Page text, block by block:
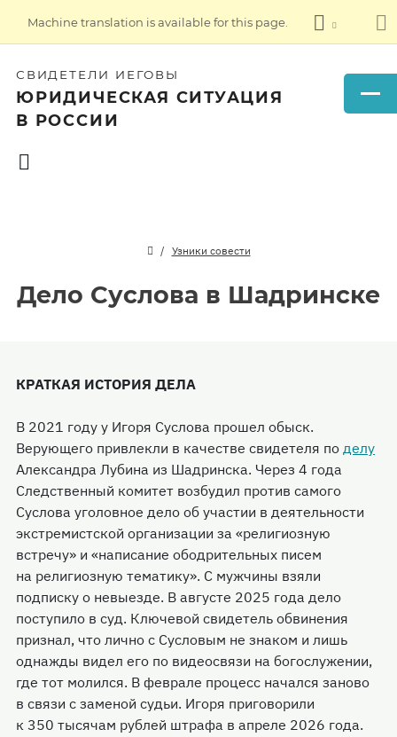
Machine translation is available for this page.
СВИДЕТЕЛИ ИЕГОВЫ
ЮРИДИЧЕСКАЯ СИТУАЦИЯ
В РОССИИ
Узники совести
Дело Суслова в Шадринске
КРАТКАЯ ИСТОРИЯ ДЕЛА
В 2021 году у Игоря Суслова прошел обыск.
Верующего привлекли в качестве свидетеля по делу
Александра Лубина из Шадринска. Через 4 года
Следственный комитет возбудил против самого
Суслова уголовное дело об участии в деятельности
экстремистской организации за «религиозную
встречу» и «написание ободрительных писем
на религиозную тематику». С мужчины взяли
подписку о невыезде. В августе 2025 года дело
поступило в суд. Ключевой свидетель обвинения
признал, что лично с Сусловым не знаком и лишь
однажды видел его по видеосвязи на богослужении,
где тот молился. В феврале процесс начался заново
в связи с заменой судьи. Игоря приговорили
к 350 тысячам рублей штрафа в апреле 2026 года.